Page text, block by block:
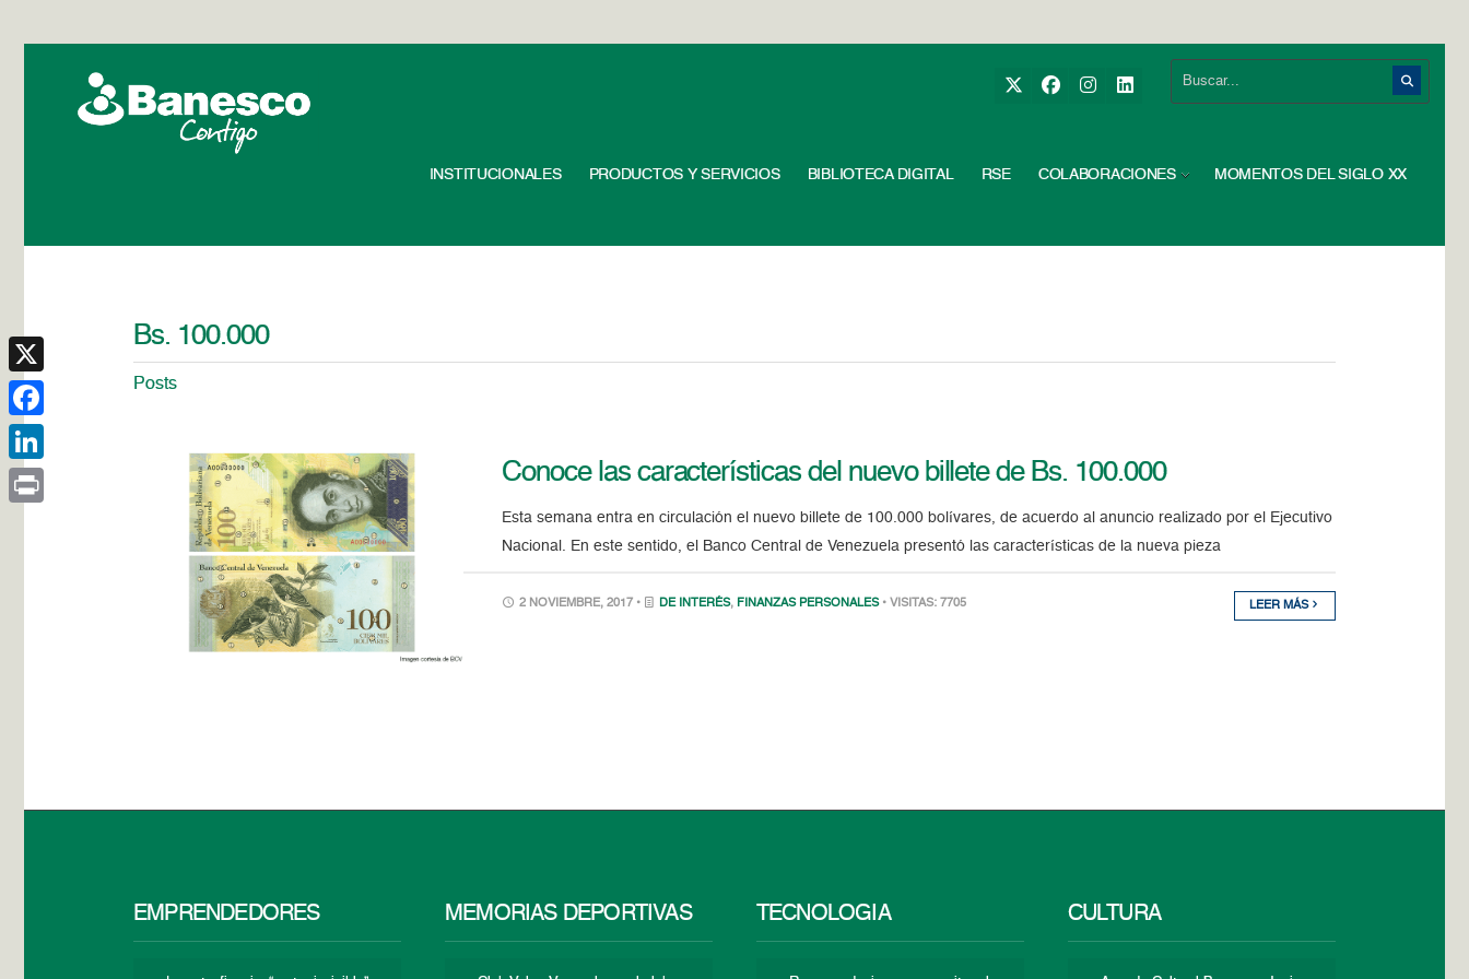
INSTITUCIONALES PRODUCTOS Y SERVICIOS BIBLIOTECA DIGITAL RSE COLABORACIONES MOMENTOS DEL SIGLO XX
Bs. 100.000
Posts
Conoce las características del nuevo billete de Bs. 100.000
Esta semana entra en circulación el nuevo billete de 100.000 bolívares, de acuerdo al anuncio realizado por el Ejecutivo
Nacional. En este sentido, el Banco Central de Venezuela presentó las características de la nueva pieza
2 NOVIEMBRE, 2017 • DE INTERÉS, FINANZAS PERSONALES • VISITAS: 7705 LEER MÁS
EMPRENDEDORES MEMORIAS DEPORTIVAS TECNOLOGÍA CULTURA
X
Facebook
LinkedIn